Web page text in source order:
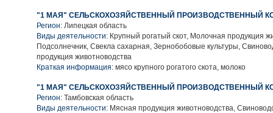
"1 МАЯ" СЕЛЬСКОХОЗЯЙСТВЕННЫЙ ПРОИЗВОДСТВЕННЫЙ
Регион: Липецкая область
Виды деятельности: Крупный рогатый скот, Молочная продукция
Подсолнечник, Свекла сахарная, Зернобобовые культуры,
продукция животноводства
Краткая информация: мясо крупного рогатого скота, молоко
"1 МАЯ" СЕЛЬСКОХОЗЯЙСТВЕННЫЙ ПРОИЗВОДСТВЕННЫЙ
Регион: Тамбовская область
Виды деятельности: Мясная продукция животноводства,